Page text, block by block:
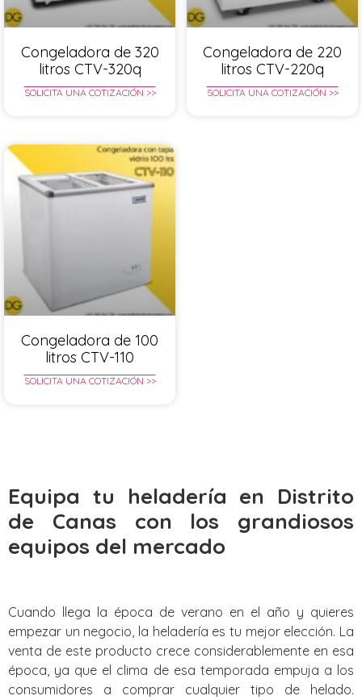
Congeladora de 320
litros CTV-320q
SOLICITA UNA COTIZACIÓN >>
Congeladora de 220
litros CTV-220q
SOLICITA UNA COTIZACIÓN >>
Congeladora de 100
litros CTV-110
SOLICITA UNA COTIZACIÓN >>
Equipa tu heladería en Distrito
de Canas‎ con los grandiosos
equipos del mercado
Cuando llega la época de verano en el año y quieres
empezar un negocio, la heladería es tu mejor elección. La
venta de este producto crece considerablemente en esa
época, ya que el clima de esa temporada empuja a los
consumidores a comprar cualquier tipo de helado.